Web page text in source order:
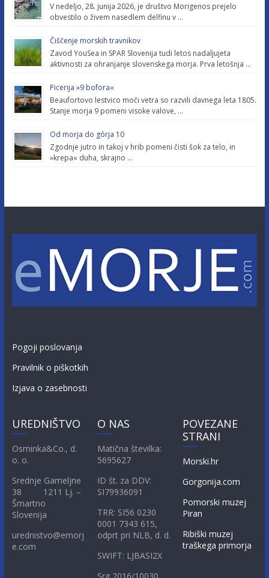
V nedeljo, 28. junija 2026, je društvo Morigenos prejelo
obvestilo o živem nasedlem delfinu v …
Čiščenje morskih travnikov
Zavod YouSea in SPAR Slovenija tudi letos nadaljujeta
aktivnosti za ohranjanje slovenskega morja. Prva letošnja …
Picerija »9 bofora«
Beaufortovo lestvico moči vetra so razvili davnega leta 1805.
Stanje morja 9 pomeni visoke valove, …
Od morja do górja 10
Zgodnje jutro in takoj v hrib pomeni čisti šok za telo, in
»krepa« duha, skrajno …
Pogoji poslovanja
Pravilnik o piškotkih
Izjava o zasebnosti
UREDNIŠTVO
Osminka&Co., d.
o. o.
Srednje Gameljne
38 1211 Lj. –
Šmartno
Slovenija
urednistvo@emorj
e.com
O NAS
Matična številka:
5695627
ID št. za DDV:
SI79936091
TRR: SI56 0230
0001 7343 615,
odprt pri NLB, d. d.
SWIFT: LJBASI2X
Srg 2016/10030,
POVEZANE
STRANI
Morski.hr
Gorgonija.com
Pomorski muzej
Piran
Ribiški muzej
traškega primorja